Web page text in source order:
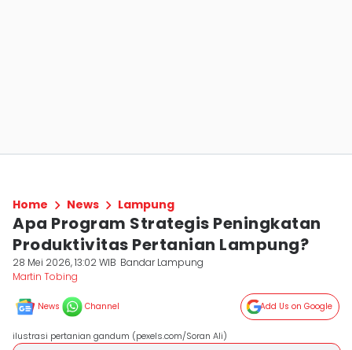
Home News Lampung
Apa Program Strategis Peningkatan
Produktivitas Pertanian Lampung?
28 Mei 2026, 13:02 WIB Bandar Lampung
Martin Tobing
News Channel Add Us on Google
ilustrasi pertanian gandum (pexels.com/Soran Ali)